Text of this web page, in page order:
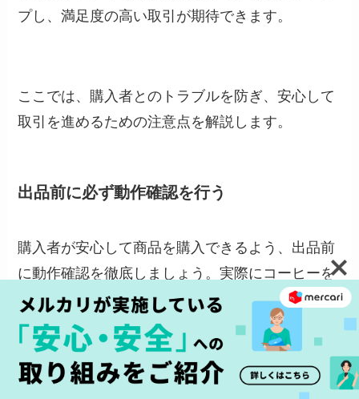
プし、満足度の高い取引が期待できます。
ここでは、購入者とのトラブルを防ぎ、安心して
取引を進めるための注意点を解説します。
出品前に必ず動作確認を行う
購入者が安心して商品を購入できるよう、出品前
に動作確認を徹底しましょう。実際にコーヒーを
抽出し、異音や漏れ、水の通りが悪いなどの不具
合がないかチェックします。
不具合がある場合は説明文に正直に記載し、写真